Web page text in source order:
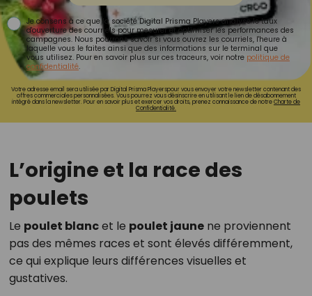
Je consens à ce que la société Digital Prisma Players analyse le taux
d'ouverture des courriels pour mesurer et optimiser les performances des
campagnes. Nous pourrons savoir si vous ouvrez les courriels, l'heure à
laquelle vous le faites ainsi que des informations sur le terminal que
vous utilisez. Pour en savoir plus sur ces traceurs, voir notre politique de
confidentialité.
Votre adresse email sera utilisée par Digital Prisma Playerspour vous envoyer votre newsletter contenant des
offres commerciales personnalisées. Vous pourrez vous désinscrire en utilisant le lien de désabonnement
intégré dans la newsletter. Pour en savoir plus et exercer vos droits, prenez connaissance de notreCharte de
Confidentialité.
L’origine et la race des
poulets
Le poulet blancet le poulet jaunene proviennent
pas des mêmes races et sont élevés différemment,
ce qui explique leurs différences visuelles et
gustatives.